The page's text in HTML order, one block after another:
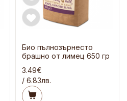
Био пълнозърнесто
брашно от лимец 650 гр
3.49€
/ 6.83лв.